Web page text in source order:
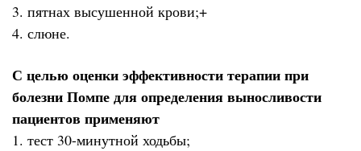
3. пятнах высушенной крови;+
4. слюне.
С целью оценки эффективности терапии при
болезни Помпе для определения выносливости
пациентов применяют
1. тест 30-минутной ходьбы;